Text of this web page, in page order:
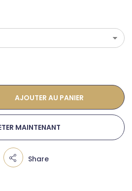
AJOUTER AU PANIER
MAINTENANT
Share